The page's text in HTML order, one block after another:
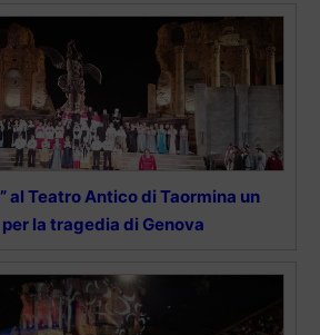
al Teatro Antico di Taormina un
la tragedia di Genova